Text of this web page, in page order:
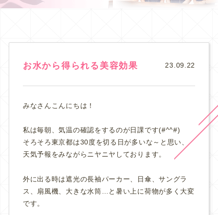
お水から得られる美容効果 23.09.22
みなさんこんにちは！
私は毎朝、気温の確認をするのが日課です(#^^#)
そろそろ東京都は30度を切る日が多いな～と思い、
天気予報をみながらニヤニヤしております。
外に出る時は遮光の長袖パーカー、日傘、サングラ
ス、扇風機、大きな水筒…と暑い上に荷物が多く大変
です。